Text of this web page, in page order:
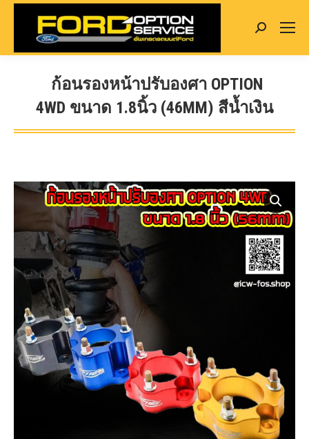
Search:
ก้อนรองหน้าปรับองศา OPTION
4WD ขนาด 1.8นิ้ว (46MM) สีน้ำเงิน
You are here: